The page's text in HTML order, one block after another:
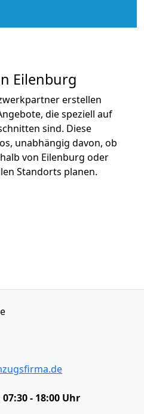
Eilenburg
erstellen
die speziell auf
sind. Diese
unabhängig davon, ob
von Eilenburg oder
Standorts planen.
07:30 - 18:00 Uhr